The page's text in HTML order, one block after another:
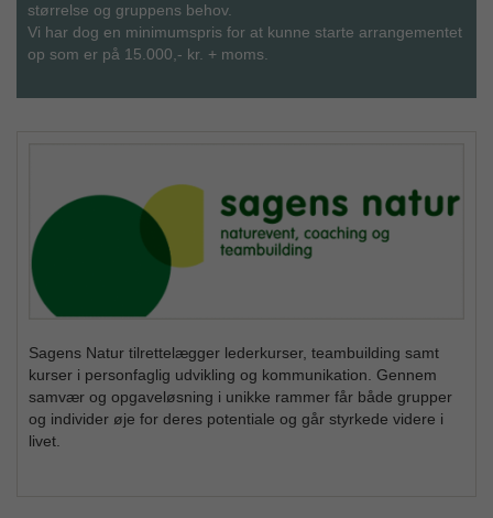
størrelse og gruppens behov.
Vi har dog en minimumspris for at kunne starte arrangementet
op som er på 15.000,- kr. + moms.
Sagens Natur tilrettelægger lederkurser, teambuilding samt
kurser i personfaglig udvikling og kommunikation. Gennem
samvær og opgaveløsning i unikke rammer får både grupper
og individer øje for deres potentiale og går styrkede videre i
livet.